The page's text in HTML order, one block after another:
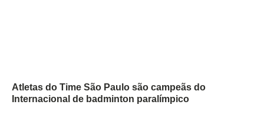
Atletas do Time São Paulo são campeãs do
Internacional de badminton paralímpico